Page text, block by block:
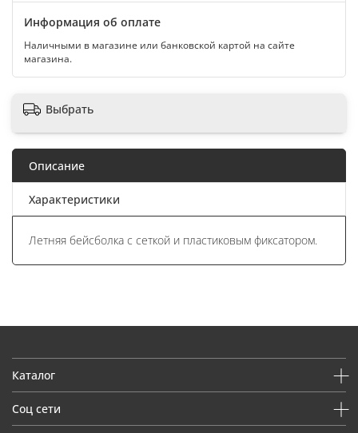
Информация об оплате
Наличными в магазине или банковской картой на сайте
магазина.
Выбрать
Описание
Характеристики
Летняя бейсболка с сеткой и пластиковым фиксатором.
Каталог
Соц сети